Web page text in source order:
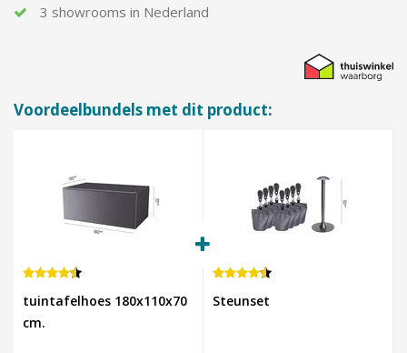
3 showrooms in Nederland
Voordeelbundels met dit product:
tuintafelhoes 180x110x70
cm.
Steunset